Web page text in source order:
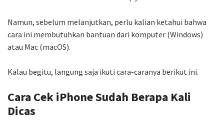
Namun, sebelum melanjutkan, perlu kalian ketahui bahwa
cara ini membutuhkan bantuan dari komputer (Windows)
atau Mac (macOS).
Kalau begitu, langung saja ikuti cara-caranya berikut ini.
Cara Cek iPhone Sudah Berapa Kali
Dicas